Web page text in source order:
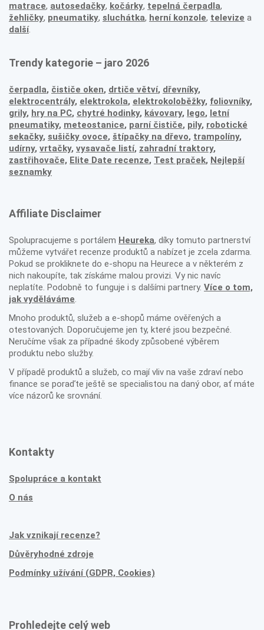
matrace, autosedačky, kočárky, tepelná čerpadla,
žehličky, pneumatiky, sluchátka, herní konzole, televize a
další.
Trendy kategorie – jaro 2026
čerpadla, čističe oken, drtiče větví, dřevníky,
elektrocentrály, elektrokola, elektrokoloběžky, foliovníky,
grily, hry na PC, chytré hodinky, kávovary, lego, letní
pneumatiky, meteostanice, parní čističe, pily, robotické
sekačky, sušičky ovoce, štípačky na dřevo, trampolíny,
udírny, vrtačky, vysavače listí, zahradní traktory,
zastřihovače, Elite Date recenze, Test praček, Nejlepší
seznamky
Affiliate Disclaimer
Spolupracujeme s portálem Heureka, díky tomuto partnerství
můžeme vytvářet recenze produktů a nabízet je zcela zdarma.
Pokud se prokliknete do e-shopu na Heurece a v některém z
nich nakoupíte, tak získáme malou provizi. Vy nic navíc
neplatíte. Podobně to funguje i s dalšími partnery. Více o tom,
jak vyděláváme.
Mnoho produktů, služeb a e-shopů máme ověřených a
otestovaných. Doporučujeme jen ty, které jsou bezpečné.
Neručíme však za případné škody způsobené výběrem
produktu nebo služby.
V případě produktů a služeb, co mají vliv na vaše zdraví nebo
finance se poraďte ještě se specialistou na daný obor, ať máte
více názorů ke srovnání.
Kontakty
Spolupráce a kontakt
O nás
Jak vznikají recenze?
Důvěryhodné zdroje
Podmínky užívání (GDPR, Cookies)
Prohledejte celý web